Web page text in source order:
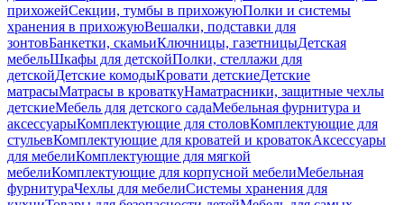
прихожейСекции, тумбы в прихожуюПолки и системы
хранения в прихожуюВешалки, подставки для
зонтовБанкетки, скамьиКлючницы, газетницыДетская
мебельШкафы для детскойПолки, стеллажи для
детскойДетские комодыКровати детскиеДетские
матрасыМатрасы в кроваткуНаматрасники, защитные чехлы
детскиеМебель для детского садаМебельная фурнитура и
аксессуарыКомплектующие для столовКомплектующие для
стульевКомплектующие для кроватей и кроватокАксессуары
для мебелиКомплектующие для мягкой
мебелиКомплектующие для корпусной мебелиМебельная
фурнитураЧехлы для мебелиСистемы хранения для